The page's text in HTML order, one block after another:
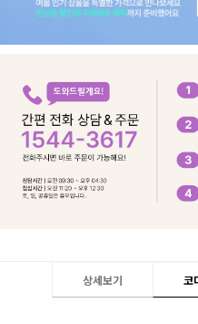
상세보기 코